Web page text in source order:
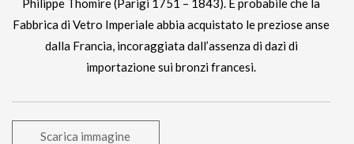
Philippe Thomire (Parigi 1751 – 1843). È probabile che la
Fabbrica di Vetro Imperiale abbia acquistato le preziose anse
dalla Francia, incoraggiata dall’assenza di dazi di
importazione sui bronzi francesi.
Scarica immagine